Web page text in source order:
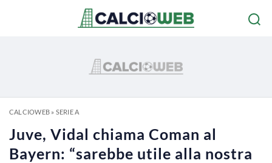
CALCIOWEB» SERIE A
Juve, Vidal chiama Coman al
Bayern: “sarebbe utile alla nostra